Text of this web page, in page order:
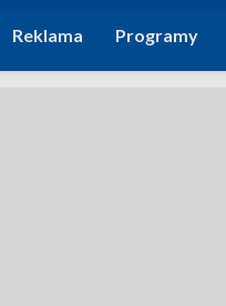
Reklama Programy